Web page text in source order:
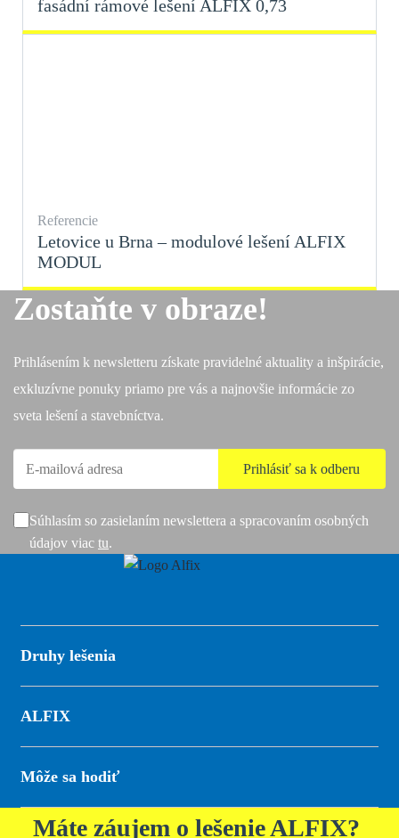
fasádní rámové lešení ALFIX 0,73
Referencie
Letovice u Brna – modulové lešení ALFIX
MODUL
Zostaňte v obraze!
Prihlásením k newsletteru získate pravidelné aktuality a inšpirácie,
exkluzívne ponuky priamo pre vás a najnovšie informácie zo
sveta lešení a stavebníctva.
Súhlasím so zasielaním newslettera a spracovaním osobných
údajov viac tu.
Druhy lešenia
ALFIX
Môže sa hodiť
Máte záujem o lešenie ALFIX?